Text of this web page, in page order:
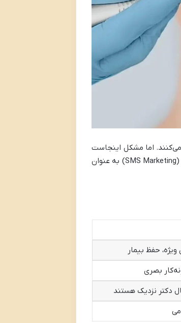
اما مشکل اینجاست
که الگوریتم‌ها همیشه پست شما را به همه نشان نمی‌دهند. اینجاست که بازاریابی پیامکی (SMS Marketing) به عنوان
حفظ بیمار
بصری
دکتر نزدیک هستند